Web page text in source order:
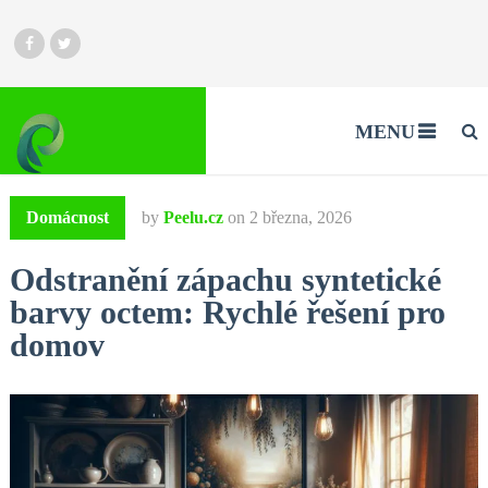
MENU
Domácnost by Peelu.cz on 2 března, 2026
Odstranění zápachu syntetické
barvy octem: Rychlé řešení pro
domov